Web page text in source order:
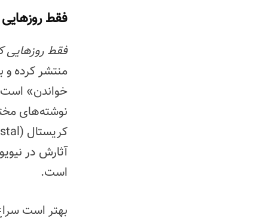
فقط
فقط
منتشر کرده
خواندن» است.
نوشته‌های
آثارش در
است.
بهتر است